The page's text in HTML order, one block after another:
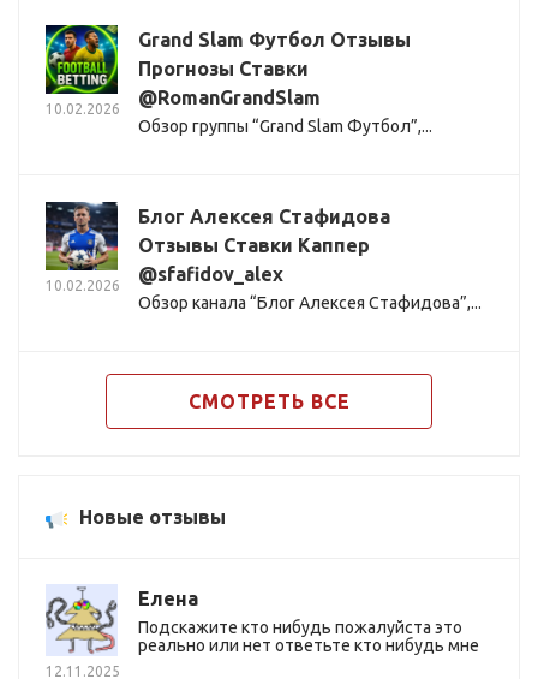
10.02.2026
Grand Slam Футбол Отзывы
Прогнозы Ставки
@RomanGrandSlam
Обзор группы “Grand Slam Футбол”,...
10.02.2026
Блог Алексея Стафидова
Отзывы Ставки Каппер
@sfafidov_alex
Обзор канала “Блог Алексея Стафидова”,...
СМОТРЕТЬ ВСЕ
Новые отзывы
12.11.2025
Елена
Подскажите кто нибудь пожалуйста это
реально или нет ответьте кто нибудь мне